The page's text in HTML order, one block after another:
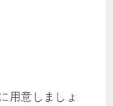
用意しましょ